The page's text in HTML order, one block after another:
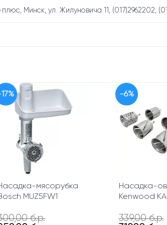
Минск, ул. Жилуновича 11, (017)2962202,
мясорубка
MUZ5FW1
б.р.
-6%
Насадка-
Kenwood
339,00б.р.